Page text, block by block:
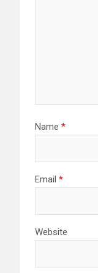
Name *
Email *
Website